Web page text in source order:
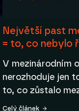
Největší past
= to, co nebylo
V mezinárodním
nerozhoduje jen
to, co zůstalo
Celý článek